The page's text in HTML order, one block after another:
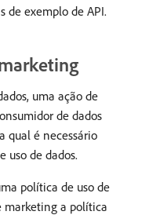
de exemplo de API.
uma ação de
de dados
qual é necessário
uso de dados.
política de uso de
marketing a política